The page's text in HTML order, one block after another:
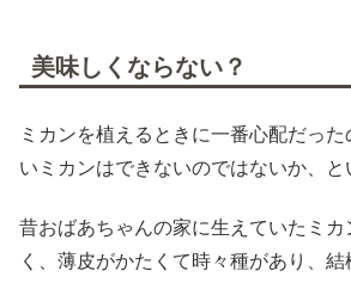
美味しくならない？
ミカンを植えるときに一番心配だっ
いミカンはできないのではないか、と
昔おばあちゃんの家に生えていたミカ
く、薄皮がかたくて時々種があり、